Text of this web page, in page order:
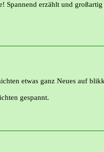
Spannend erzählt und
etwas ganz Neues auf
gespannt.